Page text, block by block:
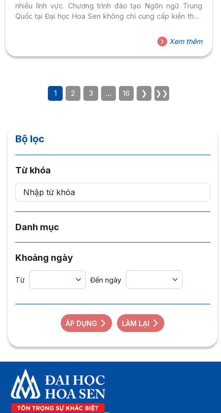
nhiều lĩnh vực. Chương trình đào tạo Ngôn ngữ Trung
Quốc tại Đại học Hoa Sen không chỉ cung cấp kiến thức
những kỹ năng cần thiết để thành công trong môi trường
nghề nghiệp đa dạng của thế giới hiện đại vì những ưu
điểm của chương trình như sau
Xem thêm
1 2 3 … 16 ❯ ❯❯
Bộ lọc
Từ khóa
Danh mục
Khoảng ngày
Từ Đến ngày
ÁP DỤNG LÀM LẠI